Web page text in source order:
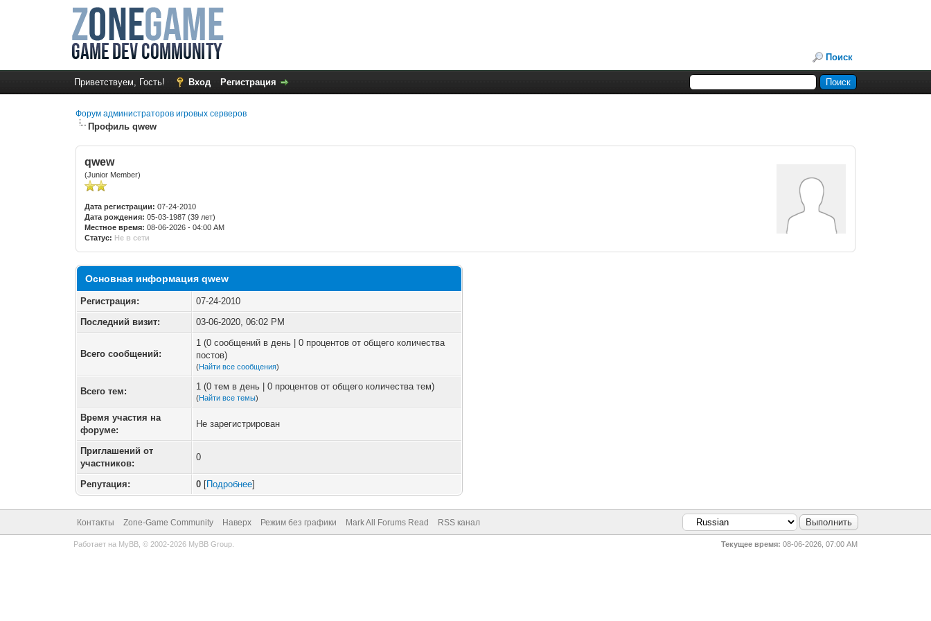
Поиск
Приветствуем, Гость! Вход Регистрация
Форум администраторов игровых серверов
Профиль qwew
qwew
(Junior Member)
Дата регистрации: 07-24-2010
Дата рождения: 05-03-1987 (39 лет)
Местное время: 08-06-2026 - 04:00 AM
Статус: Не в сети
Основная информация qwew
Регистрация:
07-24-2010
Последний визит:
03-06-2020, 06:02 PM
Всего сообщений:
1 (0 сообщений в день | 0 процентов от общего количества
постов)
(Найти все сообщения)
Всего тем: 1 (0 тем в день | 0 процентов от общего количества тем)
(Найти все темы)
Время участия на
форуме:
Не зарегистрирован
Приглашений от
участников:
0
Репутация: 0 [Подробнее]
Контакты Zone-Game Community Наверх Режим без графики Mark All Forums Read RSS канал
Текущее время: 08-06-2026, 07:00 AM
Работает на MyBB, © 2002-2026 MyBB Group.